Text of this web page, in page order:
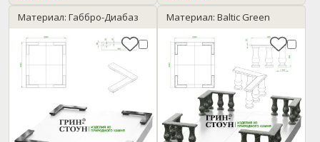
Материал: Габбро-Диабаз Материал: Baltic Green